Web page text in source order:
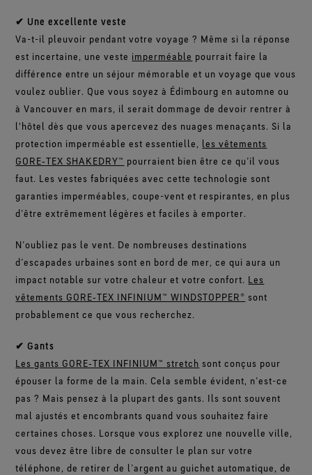
✔ Une excellente veste
Va-t-il pleuvoir pendant votre voyage ? Même si la réponse
est incertaine, une veste imperméable pourrait faire la
différence entre un séjour mémorable et un voyage que vous
voulez oublier. Que vous soyez à Édimbourg en automne ou
à Vancouver en mars, il serait dommage de devoir rentrer à
l'hôtel dès que vous apercevez des nuages menaçants. Si la
protection imperméable est essentielle, les vêtements
GORE‑TEX SHAKEDRY™ pourraient bien être ce qu’il vous
faut. Les vestes fabriquées avec cette technologie sont
garanties imperméables, coupe-vent et respirantes, en plus
d’être extrêmement légères et faciles à emporter.
N’oubliez pas le vent. De nombreuses destinations
d’escapades urbaines sont en bord de mer, ce qui aura un
impact notable sur votre chaleur et votre confort. Les
vêtements GORE‑TEX INFINIUM™ WINDSTOPPER® sont
probablement ce que vous recherchez.
✔ Gants
Les gants GORE‑TEX INFINIUM™ stretch sont conçus pour
épouser la forme de la main. Cela semble évident, n’est-ce
pas ? Mais pensez à la plupart des gants. Ils sont souvent
mal ajustés et encombrants quand vous souhaitez faire
certaines choses. Lorsque vous explorez une nouvelle ville,
vous devez être libre de consulter le plan sur votre
téléphone, de retirer de l’argent au guichet automatique, de